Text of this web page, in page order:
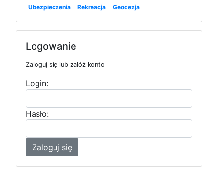
Ubezpieczenia
Rekreacja Geodezja
Logowanie
Zaloguj się lub załóż konto
Login:
Hasło:
Zaloguj się